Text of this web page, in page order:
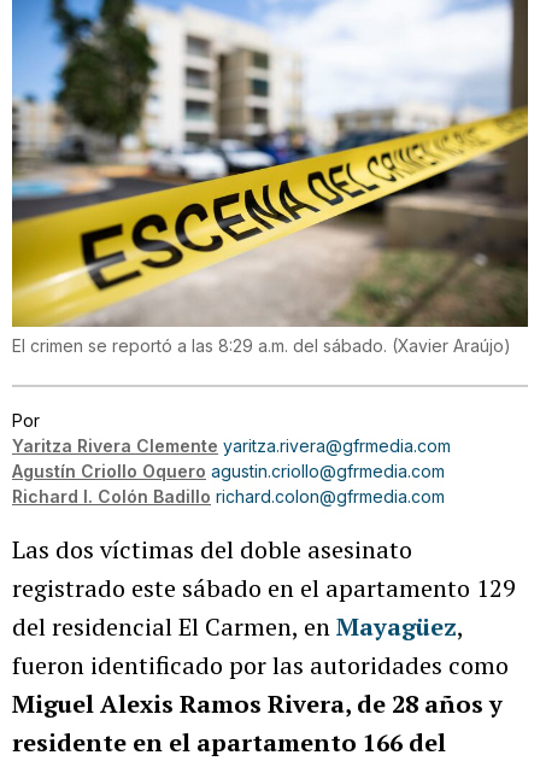
El crimen se reportó a las 8:29 a.m. del sábado. (Xavier Araújo)
Por
Yaritza Rivera Clemente yaritza.rivera@gfrmedia.com
Agustín Criollo Oquero agustin.criollo@gfrmedia.com
Richard I. Colón Badillo richard.colon@gfrmedia.com
Las dos víctimas del doble asesinato
registrado este sábado en el apartamento 129
del residencial El Carmen, enMayagüez,
fueron identificado por las autoridades como
Miguel Alexis Ramos Rivera, de 28 años y
residente en el apartamento 166 del